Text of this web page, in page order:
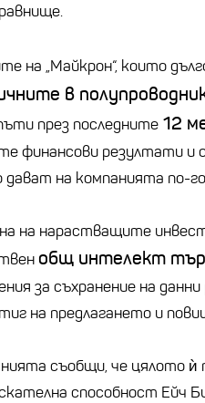
на „Майкрон“, които
в
през последните 12
финансови резултати и
дават на компанията по-
на нарастващите
общ интелект
за съхранение на
на предлагането и
съобщи, че цялото ѝ
способност Ейч